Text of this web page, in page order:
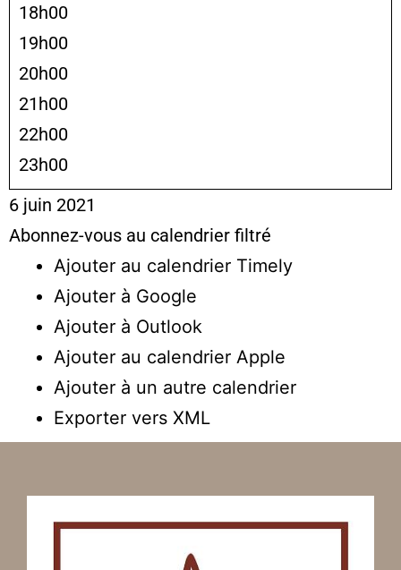
18h00
19h00
20h00
21h00
22h00
23h00
6 juin 2021
Abonnez-vous au calendrier filtré
Ajouter au calendrier Timely
Ajouter à Google
Ajouter à Outlook
Ajouter au calendrier Apple
Ajouter à un autre calendrier
Exporter vers XML